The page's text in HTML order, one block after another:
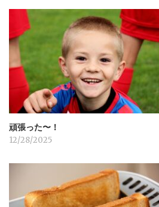
シ
ョ
ン
頑張った〜！
12/28/2025